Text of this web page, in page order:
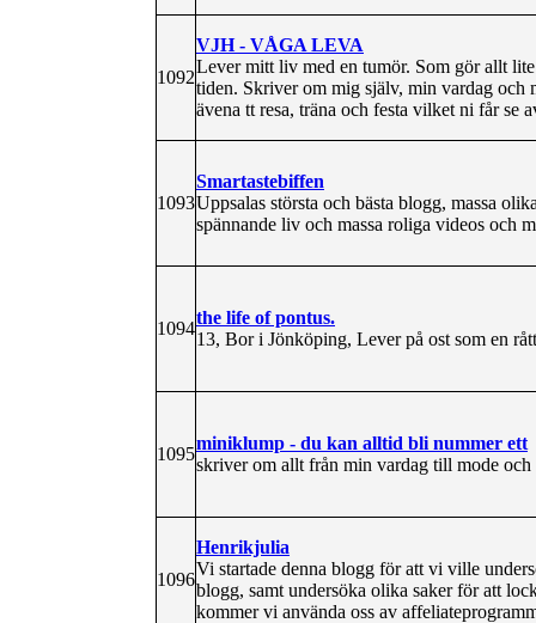
1092
VJH - VÅGA LEVA
Lever mitt liv med en tumör. Som gör allt
tiden. Skriver om mig själv, min vardag
ävena tt resa, träna och festa vilket ni får se
1093
Smartastebiffen
Uppsalas största och bästa blogg, massa
spännande liv och massa roliga videos och
1094
the life of pontus.
13, Bor i Jönköping, Lever på ost som en
1095
miniklump - du kan alltid bli nummer ett
skriver om allt från min vardag till mode
1096
Henrikjulia
Vi startade denna blogg för att vi ville
blogg, samt undersöka olika saker för att
kommer vi använda oss av